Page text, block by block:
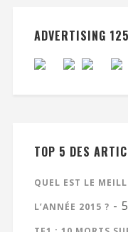
ADVERTISING
TOP 5 DES
QUEL EST LE
L’ANNÉE 2015 ? -